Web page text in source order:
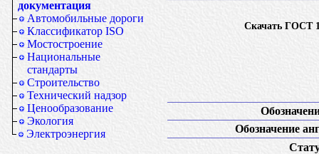
документация
Автомобильные дороги
Классификатор ISO
Мостостроение
Национальные
стандарты
Строительство
Технический надзор
Ценообразование
Экология
Электроэнергия
Скачать ГОСТ
Обозначение